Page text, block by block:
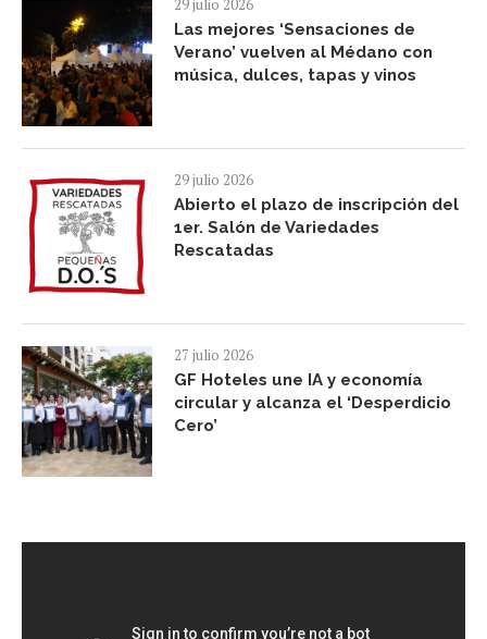
29 julio 2026
Las mejores ‘Sensaciones de
Verano’ vuelven al Médano con
música, dulces, tapas y vinos
29 julio 2026
Abierto el plazo de inscripción del
1er. Salón de Variedades
Rescatadas
27 julio 2026
GF Hoteles une IA y economía
circular y alcanza el ‘Desperdicio
Cero’